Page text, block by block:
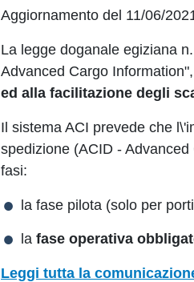
Aggiornamento del 11/06/
La legge doganale egiziana
Advanced Cargo
ed alla facilitazione degli
Il sistema ACI prevede che
spedizione (ACID -
fasi:
la fase pilota (solo per
la fase operativa
Leggi tutta la